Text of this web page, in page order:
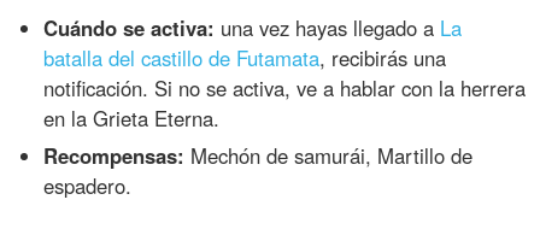
Cuándo se activa: una vez hayas llegado a La
batalla del castillo de Futamata, recibirás una
notificación. Si no se activa, ve a hablar con la herrera
en la Grieta Eterna.
Recompensas: Mechón de samurái, Martillo de
espadero.